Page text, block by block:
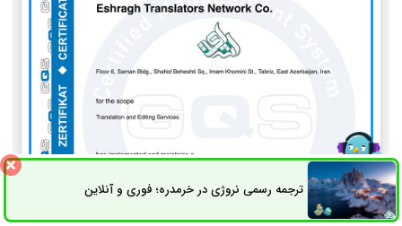
ترجمه رسمی نروژی در خرمدره؛ فوری و آنلاینثبت سفارش راه های ارتباطی